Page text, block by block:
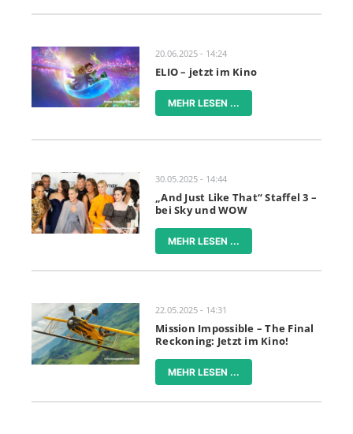
20.06.2025 - 14:24
ELIO – jetzt im Kino
MEHR LESEN ...
30.05.2025 - 14:44
„And Just Like That“ Staffel 3 –
bei Sky und WOW
MEHR LESEN ...
22.05.2025 - 14:31
Mission Impossible – The Final
Reckoning: Jetzt im Kino!
MEHR LESEN ...